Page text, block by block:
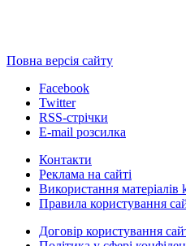
Повна версія сайту
Facebook
Twitter
RSS-стрічки
E-mail розсилка
Контакти
Реклама на сайті
Використання матеріалів
Правила користування
Договір користування